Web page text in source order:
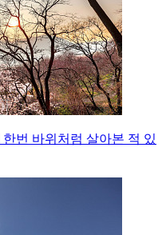
번 바위처럼 살아본 적 있